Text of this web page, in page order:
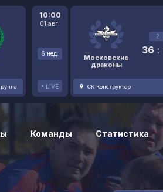
10:00
01 авг.
6 нед.
LIVE
Московские
драконы
2
36 :
СК Конструктор
Команды Статистика